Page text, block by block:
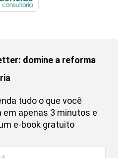
domine a reforma
tudo o que você
em apenas 3 minutos e
e-book gratuito